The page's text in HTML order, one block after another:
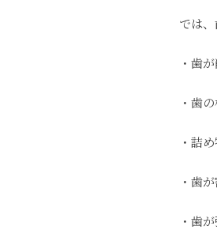
では
・歯
・歯
・詰
・歯
・歯